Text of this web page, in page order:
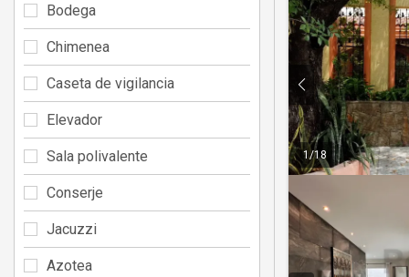
1/18
Bodega
Chimenea
Caseta de vigilancia
Elevador
Sala polivalente
Conserje
Jacuzzi
Azotea